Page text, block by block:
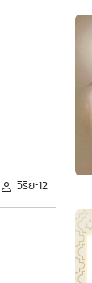
วิริยะ12